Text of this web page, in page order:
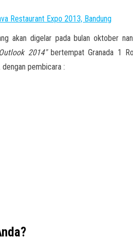
akan digelar pada bulan oktober
2014″ bertempat Granada 1
pembicara :